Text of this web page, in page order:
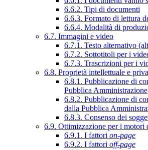
6.6.2. Tipi di documenti
6.6.3. Formato di lettura
6.6.4. Modalità di
6.7. Immagini e video
6.7.1. Testo alternativo
6.7.2. Sottotitoli per i
6.7.3. Trascrizioni per i
6.8. Proprietà intellettuale e
6.8.1. Pubblicazione di
Pubblica Amministrazione
6.8.2. Pubblicazione di
dalla Pubblica
6.8.3. Consenso dei
6.9. Ottimizzazione per i motori
6.9.1. I fattori on-page
6.9.2. I fattori off-page